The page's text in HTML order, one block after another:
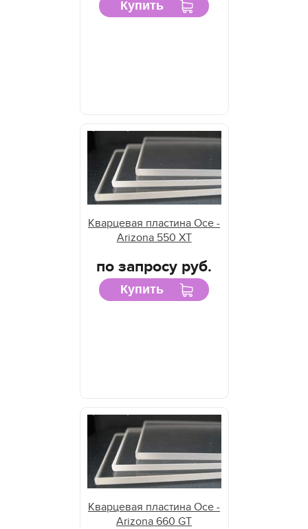
Купить
Кварцевая пластина Oce -
Arizona 550 XT
по запросу руб.
Купить
Кварцевая пластина Oce -
Arizona 660 GT